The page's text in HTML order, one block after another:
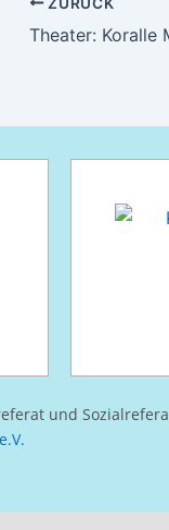
Theater: Koralle
und